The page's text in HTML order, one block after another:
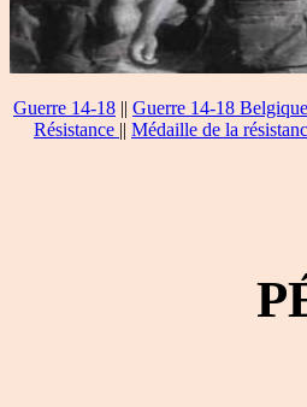
Guerre 14-18 || Guerre 14-18 Belgique
Résistance || Médaille de la